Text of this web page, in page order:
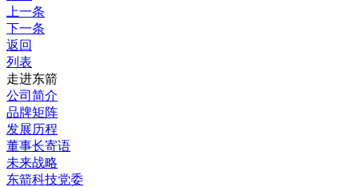
上一条
下一条
返回
列表
走进东箭
公司简介
品牌矩阵
发展历程
董事长寄语
未来战略
东箭科技党委